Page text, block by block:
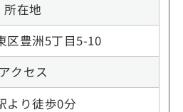
所在地
区豊洲5丁目5-10
アクセス
より徒歩0分